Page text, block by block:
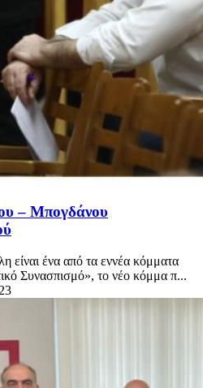
– Μπογδάνου
ένα από τα εννέα κόμματα
Συνασπισμό», το νέο κόμμα π...